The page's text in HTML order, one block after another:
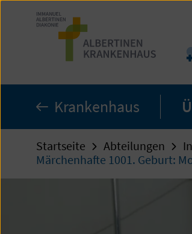
Zum
Seiteninhalt
Krankenhaus
Startseite Abteilungen
Märchenhafte 1001. Geburt: